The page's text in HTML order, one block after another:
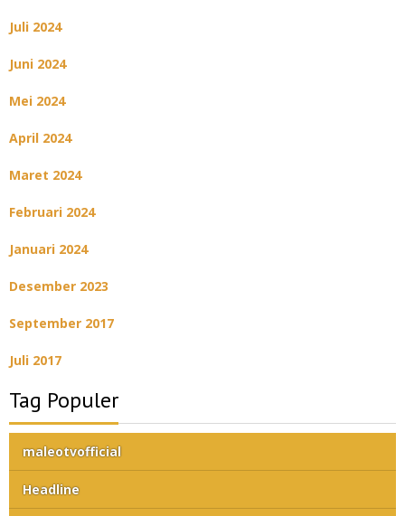
Juli 2024
Juni 2024
Mei 2024
April 2024
Maret 2024
Februari 2024
Januari 2024
Desember 2023
September 2017
Juli 2017
Tag Populer
maleotvofficial
Headline